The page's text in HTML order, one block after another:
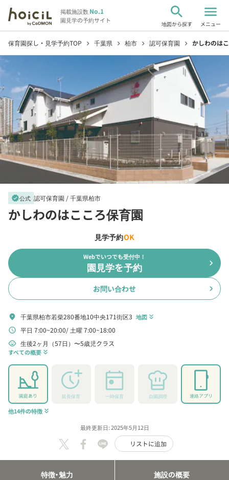
掲載施設数No.1
園見学の予約サイト
search
地図から探す
menu
メニュー
保育園探し・見学予約TOP chevron_right 千葉県 chevron_right 柏市 chevron_right 認可保育園 chevron_right かしわのは
verified公式 認可保育園 /千葉県柏市
かしわのはこころ保育園
見学予約OK
Webでいつでも受付中！
園見学を予約 chevron_right
お問い合わせ chevron_right
location_on 千葉県柏市若柴280番地10中央171街区3 地図 keyboard_double_arrow_down
schedule 平日 7:00~20:00 土曜 7:00~18:00
child_care 生後2ヶ月（57日）〜5歳児クラス
すべての概要 keyboard_double_arrow_down
園庭あり 延長保育 一時保育 自園調理 連絡アプリ
他14件の特徴 keyboard_double_arrow_down
最終更新日: 2025年5月12日
リストに追加
特徴・魅力 施設の概要